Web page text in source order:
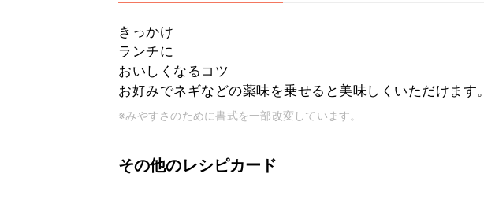
きっかけ
ランチに
おいしくなるコツ
お好みでネギなどの薬味を乗せると美味しくいただけます。
※みやすさのために書式を一部改変しています。
その他のレシピカード